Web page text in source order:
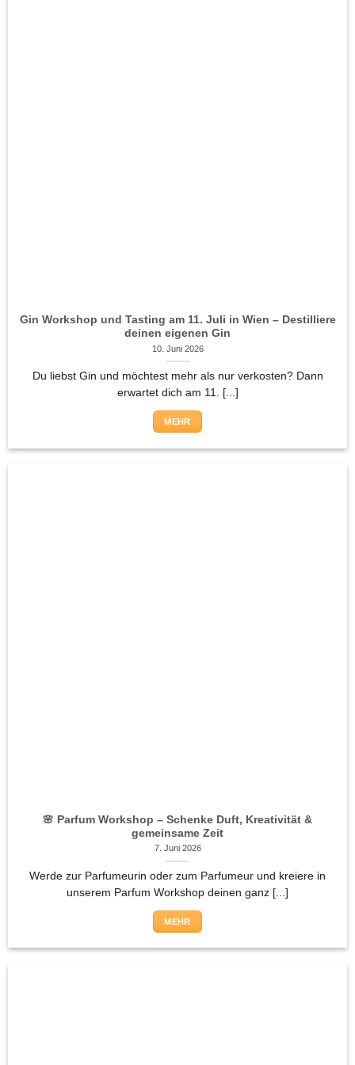
Gin Workshop und Tasting am 11. Juli in Wien – Destilliere
deinen eigenen Gin
10. Juni 2026
Du liebst Gin und möchtest mehr als nur verkosten? Dann
erwartet dich am 11. [...]
MEHR
🌸 Parfum Workshop – Schenke Duft, Kreativität &
gemeinsame Zeit
7. Juni 2026
Werde zur Parfumeurin oder zum Parfumeur und kreiere in
unserem Parfum Workshop deinen ganz [...]
MEHR